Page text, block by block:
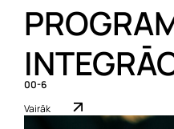
Vairāk
00-6